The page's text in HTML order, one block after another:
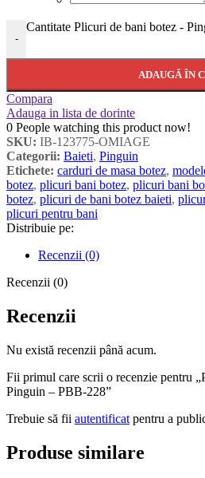
-
Cantitate Plicuri de bani botez -
ADAUGĂ ÎN
Compara
Adauga in lista de dorinte
0 People watching this product now!
SKU: IB-123775-OMIAGE
Categorii: Baieti, Pinguin
Etichete: carduri de masa botez,
botez, plicuri bani botez, plicuri bani
botez, plicuri de bani botez baieti,
plicuri pentru bani
Distribuie pe:
Recenzii (0)
Recenzii (0)
Recenzii
Nu există recenzii până acum.
Fii primul care scrii o recenzie pentru
Pinguin – PBB-228”
Trebuie să fii autentificat pentru a
Produse similare